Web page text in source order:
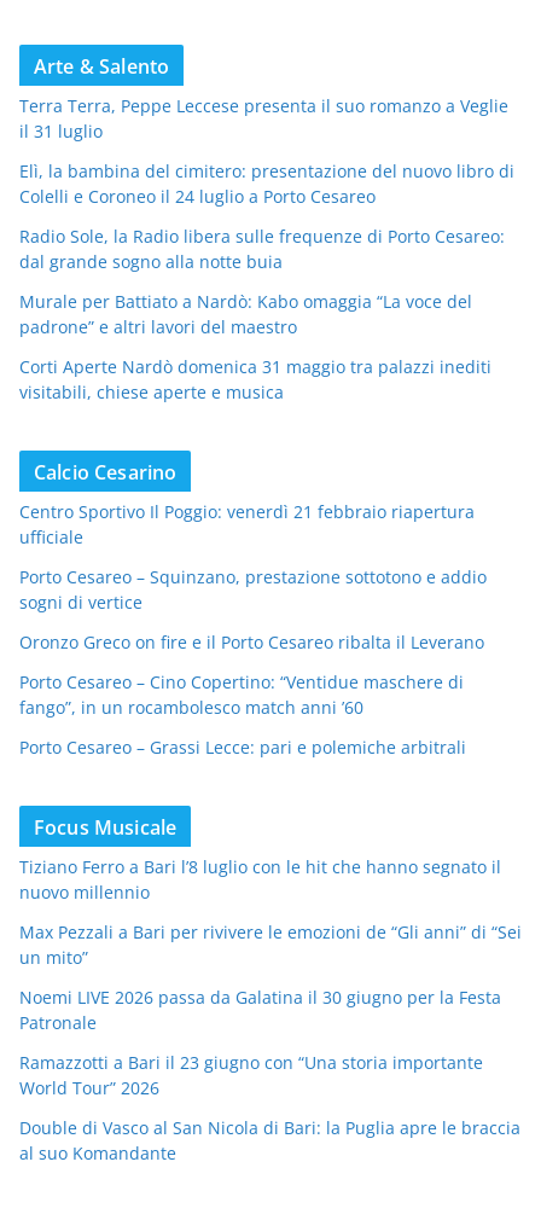
Arte & Salento
Terra Terra, Peppe Leccese presenta il suo romanzo a Veglie
il 31 luglio
Elì, la bambina del cimitero: presentazione del nuovo libro di
Colelli e Coroneo il 24 luglio a Porto Cesareo
Radio Sole, la Radio libera sulle frequenze di Porto Cesareo:
dal grande sogno alla notte buia
Murale per Battiato a Nardò: Kabo omaggia “La voce del
padrone” e altri lavori del maestro
Corti Aperte Nardò domenica 31 maggio tra palazzi inediti
visitabili, chiese aperte e musica
Calcio Cesarino
Centro Sportivo Il Poggio: venerdì 21 febbraio riapertura
ufficiale
Porto Cesareo – Squinzano, prestazione sottotono e addio
sogni di vertice
Oronzo Greco on fire e il Porto Cesareo ribalta il Leverano
Porto Cesareo – Cino Copertino: “Ventidue maschere di
fango”, in un rocambolesco match anni ’60
Porto Cesareo – Grassi Lecce: pari e polemiche arbitrali
Focus Musicale
Tiziano Ferro a Bari l’8 luglio con le hit che hanno segnato il
nuovo millennio
Max Pezzali a Bari per rivivere le emozioni de “Gli anni” di “Sei
un mito”
Noemi LIVE 2026 passa da Galatina il 30 giugno per la Festa
Patronale
Ramazzotti a Bari il 23 giugno con “Una storia importante
World Tour” 2026
Double di Vasco al San Nicola di Bari: la Puglia apre le braccia
al suo Komandante